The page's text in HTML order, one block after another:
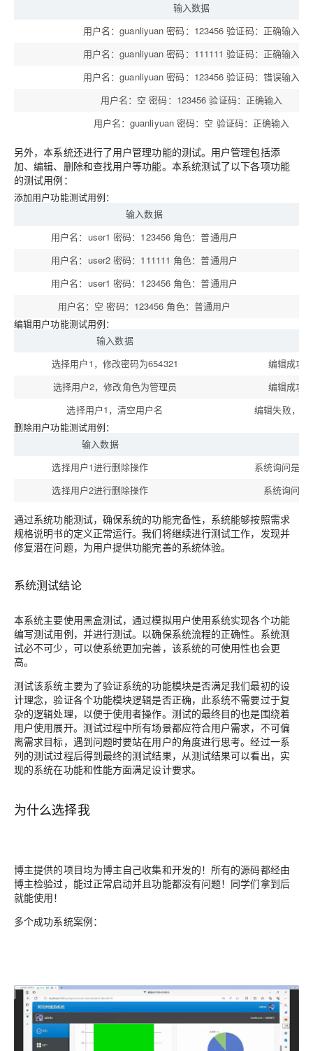
输入数据
用户名：guanliyuan 密码：123456 验证码：正确输入
用户名：guanliyuan 密码：111111 验证码：正确输入
用户名：guanliyuan 密码：123456 验证码：错误输入
用户名：空 密码：123456 验证码：正确输入
用户名：guanliyuan 密码：空 验证码：正确输入
另外，本系统还进行了用户管理功能的测试。用户管理包括添
加、编辑、删除和查找用户等功能。本系统测试了以下各项功能
的测试用例：
添加用户功能测试用例：
输入数据
用户名：user1 密码：123456 角色：普通用户
用户名：user2 密码：111111 角色：普通用户
用户名：user1 密码：123456 角色：普通用户
用户名：空 密码：123456 角色：普通用户
编辑用户功能测试用例：
输入数据
选择用户1，修改密码为654321
编辑成功
选择用户2，修改角色为管理员
编辑成功
选择用户1，清空用户名
编辑失败，提
删除用户功能测试用例：
输入数据
选择用户1进行删除操作
系统询问是
选择用户2进行删除操作
系统询问是
通过系统功能测试，确保系统的功能完备性，系统能够按照需求
规格说明书的定义正常运行。我们将继续进行测试工作，发现并
修复潜在问题，为用户提供功能完善的系统体验。
系统测试结论
本系统主要使用黑盒测试，通过模拟用户使用系统实现各个功能
编写测试用例，并进行测试。以确保系统流程的正确性。系统测
试必不可少，可以使系统更加完善，该系统的可使用性也会更
高。
测试该系统主要为了验证系统的功能模块是否满足我们最初的设
计理念，验证各个功能模块逻辑是否正确，此系统不需要过于复
杂的逻辑处理，以便于使用者操作。测试的最终目的也是围绕着
用户使用展开。测试过程中所有场景都应符合用户需求，不可偏
离需求目标，遇到问题时要站在用户的角度进行思考。经过一系
列的测试过程后得到最终的测试结果，从测试结果可以看出，实
现的系统在功能和性能方面满足设计要求。
为什么选择我
博主提供的项目均为博主自己收集和开发的！所有的源码都经由
博主检验过，能过正常启动并且功能都没有问题！同学们拿到后
就能使用！
多个成功系统案例：